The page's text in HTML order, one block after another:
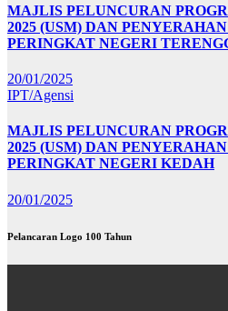
MAJLIS PELUNCURAN
2025 (USM) DAN
PERINGKAT NEGERI
20/01/2025
IPT/Agensi
MAJLIS PELUNCURAN
2025 (USM) DAN
PERINGKAT NEGERI KEDAH
20/01/2025
Pelancaran Logo 100 Tahun